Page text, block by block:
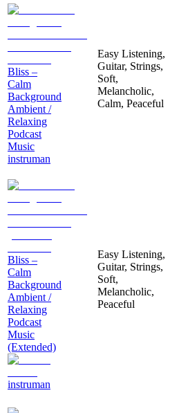
Bliss –
Calm
Background
Ambient /
Relaxing
Podcast
Music
instruman
Easy Listening,
Guitar, Strings,
Soft,
Melancholic,
Calm, Peaceful
Bliss –
Calm
Background
Ambient /
Relaxing
Podcast
Music
(Extended)
instruman
Easy Listening,
Guitar, Strings,
Soft,
Melancholic,
Peaceful